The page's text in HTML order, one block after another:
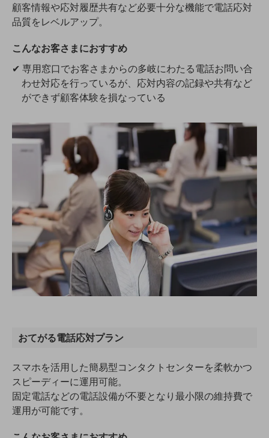
自動化・省電化
人材不足解消
業種・業態で探す
業種・業態で探すTOP
自治体
医療・介護
モビリティ
製造・建設業
小売業
キーワードで探す
モバイルTOP
法人向けスマホ・携帯に関する、
タフネススマートフォン
データ通信製品
ドコモケータイ
顧客情報や応対履歴共有など必要十分な機能で電話応対
品質をレベルアップ。
こんなお客さまにおすすめ
✔ 専用窓口でお客さまからの多岐にわたる電話お問い合
わせ対応を行っているが、応対内容の記録や共有など
ができず顧客体験を損なっている
おてがる電話応対プラン
スマホを活用した簡易型コンタクトセンターを柔軟かつ
スピーディーに運用可能。
固定電話などの電話設備が不要となり最小限の維持費で
運用が可能です。